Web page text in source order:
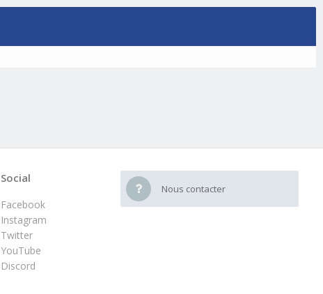
Nous contacter
Social
Facebook
Instagram
Twitter
YouTube
Discord